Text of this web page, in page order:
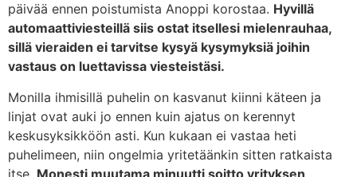
päivää ennen poistumista Anoppi korostaa. Hyvillä
automaattiviesteillä siis ostat itsellesi mielenrauhaa,
sillä vieraiden ei tarvitse kysyä kysymyksiä joihin
vastaus on luettavissa viesteistäsi.
Monilla ihmisillä puhelin on kasvanut kiinni käteen ja
linjat ovat auki jo ennen kuin ajatus on kerennyt
keskusyksikköön asti. Kun kukaan ei vastaa heti
puhelimeen, niin ongelmia yritetäänkin sitten ratkaista
itse. Monesti muutama minuutti soitto yrityksen